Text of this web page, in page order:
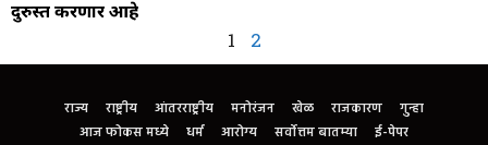
दुरुस्त करणार आहे
1 2
राज्य राष्ट्रीय आंतरराष्ट्रीय मनोरंजन खेळ राजकारण
गुन्हा
आज फोकस मध्ये
धर्म आरोग्य सर्वोत्तम बातम्या ई-पेपर